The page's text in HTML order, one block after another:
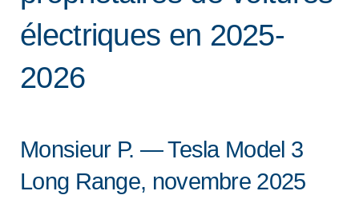
électriques en 2025-
2026
Monsieur P. — Tesla Model 3
Long Range, novembre 2025